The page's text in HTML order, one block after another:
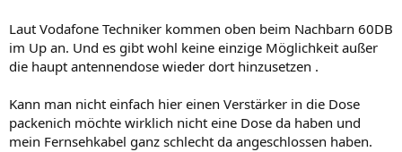
Laut Vodafone Techniker kommen oben beim Nachbarn 60DB
im Up an. Und es gibt wohl keine einzige Möglichkeit außer
die haupt antennendose wieder dort hinzusetzen .
Kann man nicht einfach hier einen Verstärker in die Dose
packenich möchte wirklich nicht eine Dose da haben und
mein Fernsehkabel ganz schlecht da angeschlossen haben.